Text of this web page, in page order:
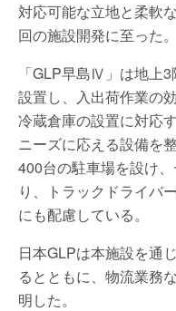
対応可能な立地と柔軟
回の施設開発に至った。
「GLP早島Ⅳ」は地上
設置し、入出荷作業の
冷蔵倉庫の設置に対応
ニーズに応える設備を
400台の駐車場を設け
り、トラックドライバ
にも配慮している。
日本GLPは本施設を通
るとともに、物流業務
明した。